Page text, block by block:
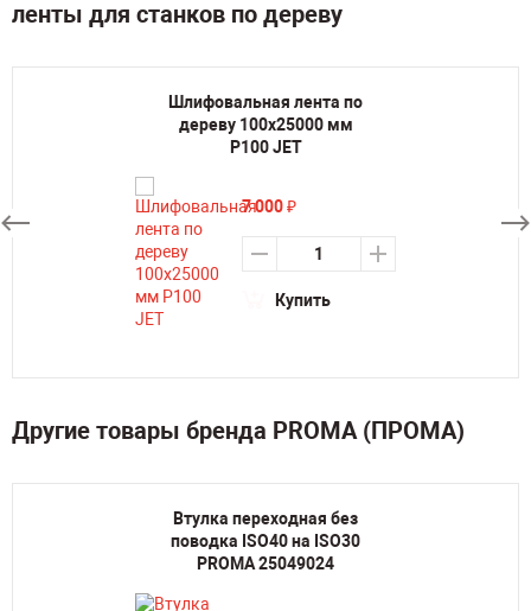
ленты для станков по дереву
Шлифовальная лента по
дереву 100х25000 мм
P100 JET
7 000₽
Купить
Другие товары бренда PROMA (ПРОМА)
Втулка переходная без
поводка ISO40 на ISO30
PROMA 25049024